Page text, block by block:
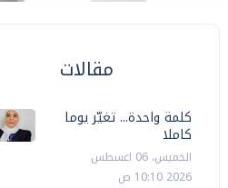
البحر الأحمر توجيهات صارمة لتطوير
الخدمات وتحسين البيئة
مقالات
كلمة واحدة... تغيّر يوما
كاملا
الخميس، 06 اغسطس
2026 10:10 ص